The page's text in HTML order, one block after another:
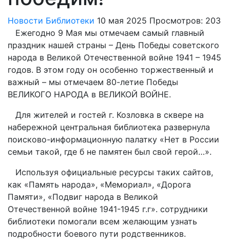
Новости Библиотеки 10 мая 2025 Просмотров: 203
Ежегодно 9 Мая мы отмечаем самый главный
праздник нашей страны – День Победы советского
народа в Великой Отечественной войне 1941 – 1945
годов. В этом году он особенно торжественный и
важный – мы отмечаем 80-летие Победы
ВЕЛИКОГО НАРОДА в ВЕЛИКОЙ ВОЙНЕ.
Для жителей и гостей г. Козловка в сквере на
набережной центральная библиотека развернула
поисково-информационную палатку «Нет в России
семьи такой, где б не памятен был свой герой…».
Используя официальные ресурсы таких сайтов,
как «Память народа», «Мемориал», «Дорога
Памяти», «Подвиг народа в Великой
Отечественной войне 1941-1945 г.г». сотрудники
библиотеки помогали всем желающим узнать
подробности боевого пути родственников.